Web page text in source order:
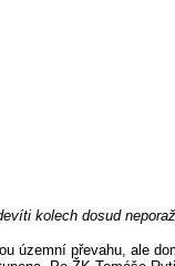
kolech dosud
územní převahu, ale